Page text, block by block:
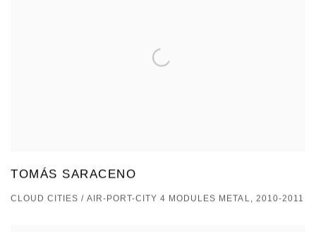
TOMÁS SARACENO
CLOUD CITIES / AIR-PORT-CITY 4 MODULES METAL, 2010-2011